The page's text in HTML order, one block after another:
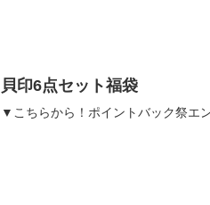
貝印6点セット福袋
▼こちらから！ポイントバック祭エ